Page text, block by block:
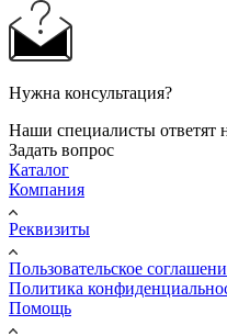
Нужна консультация?
Наши специалисты
Задать вопрос
Каталог
Компания
Реквизиты
Пользовательское
Политика
Помощь